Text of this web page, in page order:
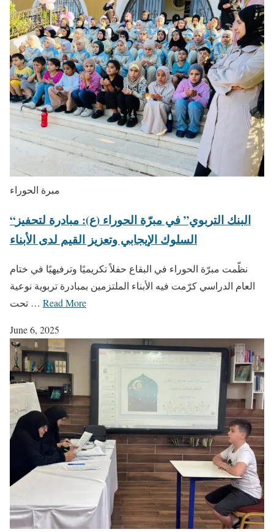
مبرة الحوراء
“البنك التربوي” في مبرّة الحوراء (ع): مبادرة لتحفيز
السلوك الإيجابي وتعزيز القيم لدى الأبناء
نظّمت مبرّة الحوراء في البقاع حفلاً تكريميًا وترفيهيًا في ختام
العام الدراسي كرّمت فيه الأبناء الملتزمين بمبادرة تربوية نوعية
تحت … Read More
June 6, 2025